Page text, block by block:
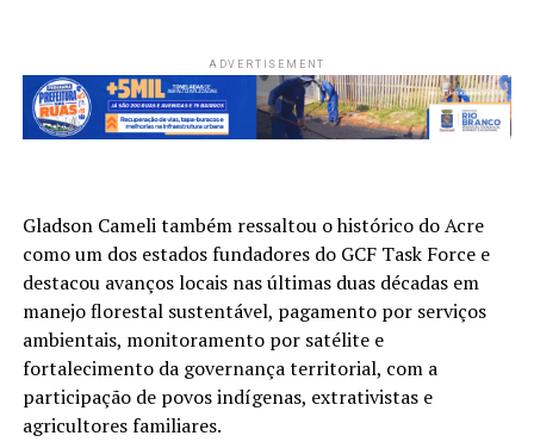
ADVERTISEMENT
Gladson Cameli também ressaltou o histórico do Acre
como um dos estados fundadores do GCF Task Force e
destacou avanços locais nas últimas duas décadas em
manejo florestal sustentável, pagamento por serviços
ambientais, monitoramento por satélite e
fortalecimento da governança territorial, com a
participação de povos indígenas, extrativistas e
agricultores familiares.